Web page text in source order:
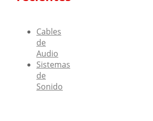
Cables
de
Audio
Sistemas
de
Sonido